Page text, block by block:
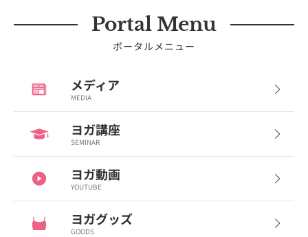
Portal Menu
ポータルメニュー
メディア
MEDIA
ヨガ講座
SEMINAR
ヨガ動画
YOUTUBE
ヨガグッズ
GOODS